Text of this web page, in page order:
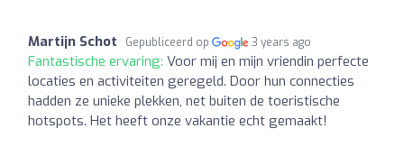
Martijn Schot Gepubliceerd op 3 years ago
Fantastische ervaring: Voor mij en mijn vriendin perfecte
locaties en activiteiten geregeld. Door hun connecties
hadden ze unieke plekken, net buiten de toeristische
hotspots. Het heeft onze vakantie echt gemaakt!